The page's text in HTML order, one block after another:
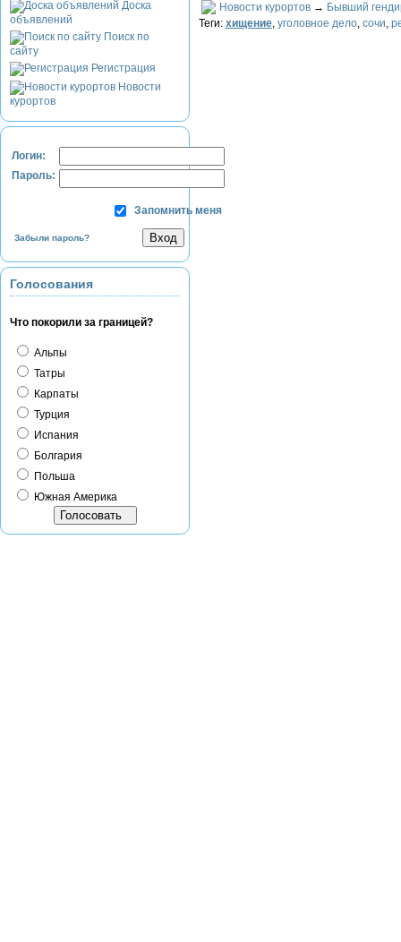
Доска
объявлений
Поиск по
сайту
Регистрация
Новости
курортов
Логин:
Пароль:
Запомнить меня
Забыли пароль?
Голосования
Что покорили за границей?
Альпы
Татры
Карпаты
Турция
Испания
Болгария
Польша
Южная Америка
Новости курортов → Бывший
Теги: хищение, уголовное дело, сочи,